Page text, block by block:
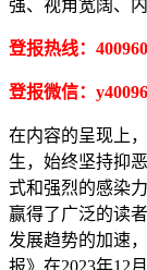
强、视角宽阔、
登报热线：
登报微信：
在内容的呈现上
生，始终坚持抑
式和强烈的感染
赢得了广泛的读
发展趋势的加速
报》在2023年12